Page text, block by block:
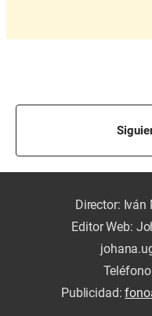
Director: Iván
Editor Web:
Publicidad: